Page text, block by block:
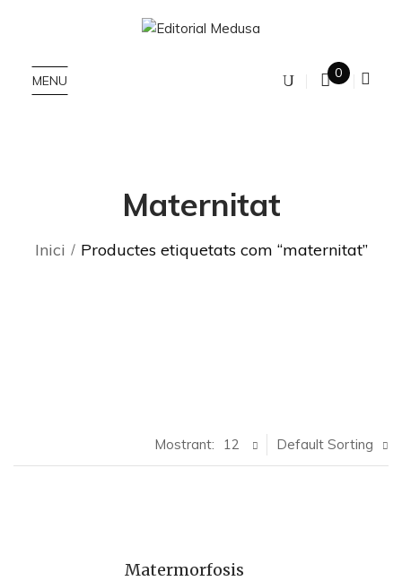
MENU 0
Maternitat
Inici Productes etiquetats com “maternitat”
Default Sorting
Mostrant: 12
Matermorfosis